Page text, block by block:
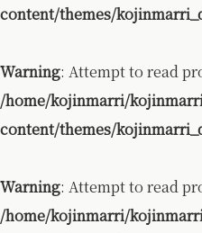
content/themes/
Warning: Attempt to read
/home/kojinmarri/
content/themes/
Warning: Attempt to read
/home/kojinmarri/